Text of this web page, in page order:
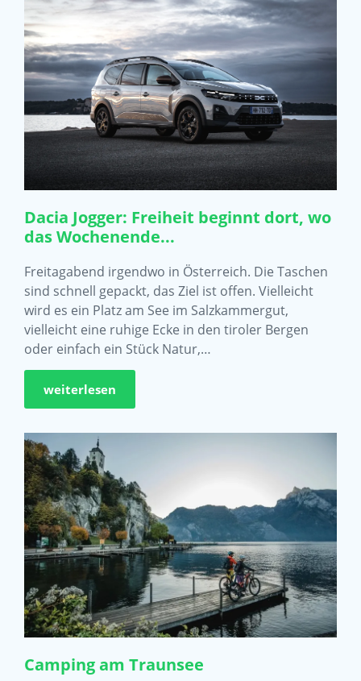
Dacia Jogger: Freiheit beginnt dort, wo
das Wochenende...
Freitagabend irgendwo in Österreich. Die Taschen
sind schnell gepackt, das Ziel ist offen. Vielleicht
wird es ein Platz am See im Salzkammergut,
vielleicht eine ruhige Ecke in den tiroler Bergen
oder einfach ein Stück Natur,…
weiterlesen
Camping am Traunsee